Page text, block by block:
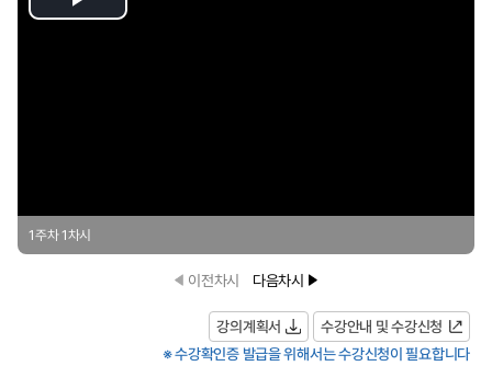
Play
1주차 1차시
이전차시 다음차시
강의계획서
수강안내 및 수강신청
※ 수강확인증 발급을 위해서는 수강신청이 필요합니다